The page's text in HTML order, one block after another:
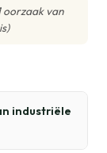
oorzaak van
industriële